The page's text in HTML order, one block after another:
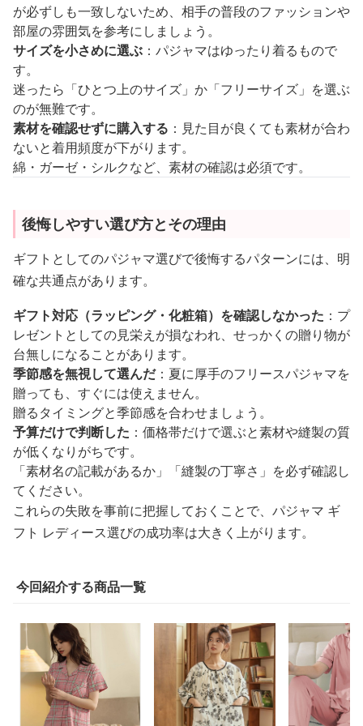
が必ずしも一致しないため、相手の普段のファッションや
部屋の雰囲気を参考にしましょう。
サイズを小さめに選ぶ ：パジャマはゆったり着るもので
す。
迷ったら「ひとつ上のサイズ」か「フリーサイズ」を選ぶ
のが無難です。
素材を確認せずに購入する ：見た目が良くても素材が合わ
ないと着用頻度が下がります。
綿・ガーゼ・シルクなど、素材の確認は必須です。
後悔しやすい選び方とその理由
ギフトとしてのパジャマ選びで後悔するパターンには、明
確な共通点があります。
ギフト対応（ラッピング・化粧箱）を確認しなかった ：プ
レゼントとしての見栄えが損なわれ、せっかくの贈り物が
台無しになることがあります。
季節感を無視して選んだ：夏に厚手のフリースパジャマを
贈っても、すぐには使えません。
贈るタイミングと季節感を合わせましょう。
予算だけで判断した ：価格帯だけで選ぶと素材や縫製の質
が低くなりがちです。
「素材名の記載があるか」「縫製の丁寧さ」を必ず確認し
てください。
これらの失敗を事前に把握しておくことで、パジャマ ギ
フト レディース選びの成功率は大きく上がります。
今回紹介する商品一覧